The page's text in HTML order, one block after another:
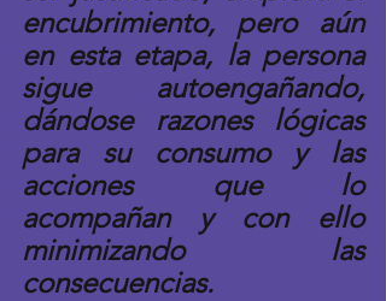
encubrimiento, pero aún
en esta etapa, la persona
sigue autoengañando,
dándose razones lógicas
para su consumo y las
acciones que lo
acompañan y con ello
minimizando las
consecuencias.